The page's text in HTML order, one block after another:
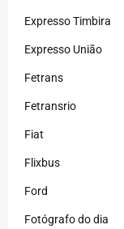
Expresso Timbira
Expresso União
Fetrans
Fetransrio
Fiat
Flixbus
Ford
Fotógrafo do dia